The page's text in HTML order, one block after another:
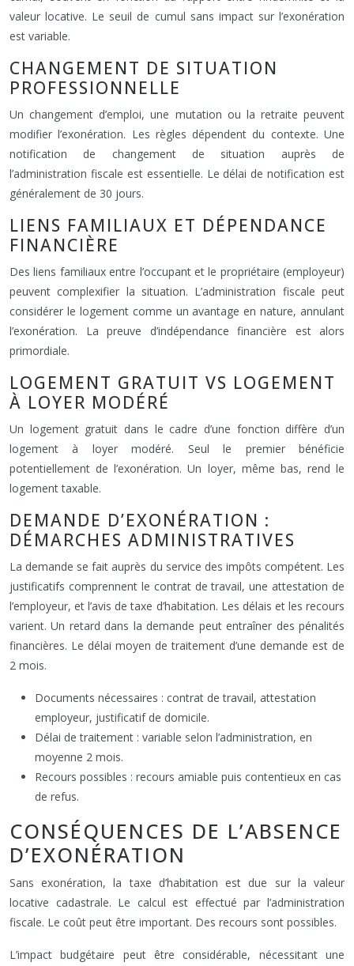
valeur locative. Le seuil de cumul sans impact sur l’exonération
est variable.
CHANGEMENT DE SITUATION
PROFESSIONNELLE
Un changement d’emploi, une mutation ou la retraite peuvent
modifier l’exonération. Les règles dépendent du contexte. Une
notification de changement de situation auprès de
l’administration fiscale est essentielle. Le délai de notification est
généralement de 30 jours.
LIENS FAMILIAUX ET DÉPENDANCE
FINANCIÈRE
Des liens familiaux entre l’occupant et le propriétaire (employeur)
peuvent complexifier la situation. L’administration fiscale peut
considérer le logement comme un avantage en nature, annulant
l’exonération. La preuve d’indépendance financière est alors
primordiale.
LOGEMENT GRATUIT VS LOGEMENT
À LOYER MODÉRÉ
Un logement gratuit dans le cadre d’une fonction diffère d’un
logement à loyer modéré. Seul le premier bénéficie
potentiellement de l’exonération. Un loyer, même bas, rend le
logement taxable.
DEMANDE D’EXONÉRATION :
DÉMARCHES ADMINISTRATIVES
La demande se fait auprès du service des impôts compétent. Les
justificatifs comprennent le contrat de travail, une attestation de
l’employeur, et l’avis de taxe d’habitation. Les délais et les recours
varient. Un retard dans la demande peut entraîner des pénalités
financières. Le délai moyen de traitement d’une demande est de
2 mois.
Documents nécessaires : contrat de travail, attestation
employeur, justificatif de domicile.
Délai de traitement : variable selon l’administration, en
moyenne 2 mois.
Recours possibles : recours amiable puis contentieux en cas
de refus.
CONSÉQUENCES DE L’ABSENCE
D’EXONÉRATION
Sans exonération, la taxe d’habitation est due sur la valeur
locative cadastrale. Le calcul est effectué par l’administration
fiscale. Le coût peut être important. Des recours sont possibles.
L’impact budgétaire peut être considérable, nécessitant une